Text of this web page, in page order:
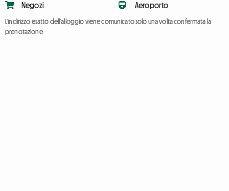
Negozi Aeroporto
L'indirizzo esatto dell'alloggio viene comunicato solo una volta confermata la
prenotazione.